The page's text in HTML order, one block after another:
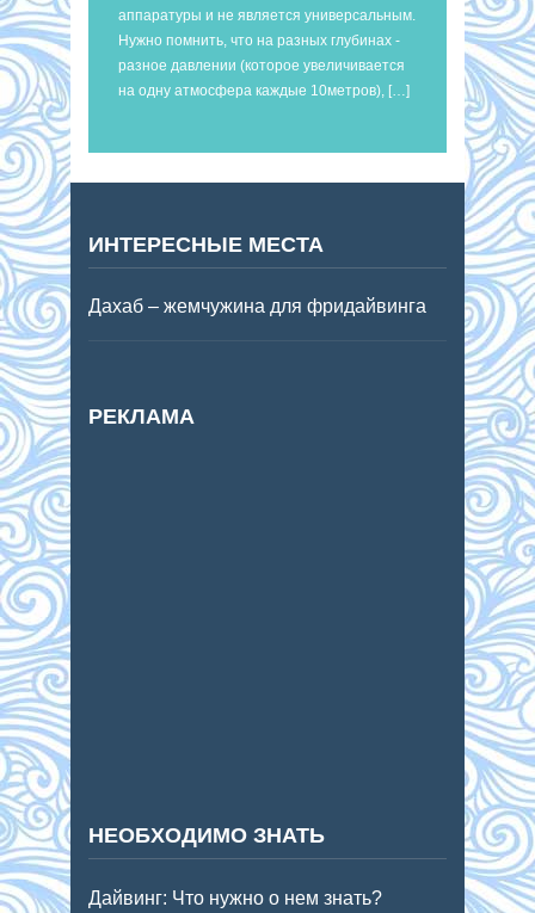
аппаратуры и не является универсальным.
Нужно помнить, что на разных глубинах -
разное давлении (которое увеличивается
на одну атмосфера каждые 10метров), […]
ИНТЕРЕСНЫЕ МЕСТА
Дахаб – жемчужина для фридайвинга
РЕКЛАМА
НЕОБХОДИМО ЗНАТЬ
Дайвинг: Что нужно о нем знать?